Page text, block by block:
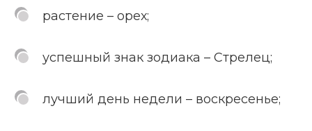
растение – орех;
успешный знак зодиака – Стрелец;
лучший день недели – воскресенье;